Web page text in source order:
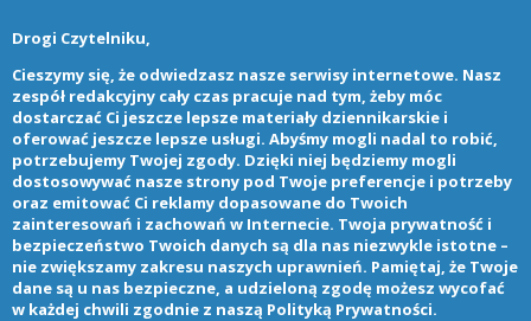
Drogi Czytelniku,
Cieszymy się, że odwiedzasz nasze serwisy internetowe. Nasz
zespół redakcyjny cały czas pracuje nad tym, żeby móc
dostarczać Ci jeszcze lepsze materiały dziennikarskie i
oferować jeszcze lepsze usługi. Abyśmy mogli nadal to robić,
potrzebujemy Twojej zgody. Dzięki niej będziemy mogli
dostosowywać nasze strony pod Twoje preferencje i potrzeby
oraz emitować Ci reklamy dopasowane do Twoich
zainteresowań i zachowań w Internecie. Twoja prywatność i
bezpieczeństwo Twoich danych są dla nas niezwykle istotne –
nie zwiększamy zakresu naszych uprawnień. Pamiętaj, że Twoje
dane są u nas bezpieczne, a udzieloną zgodę możesz wycofać
w każdej chwili zgodnie z naszą Polityką Prywatności.